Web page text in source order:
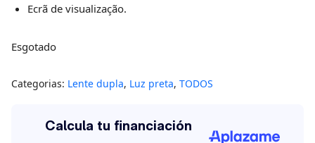
Ecrã de visualização.
Esgotado
Categorias: Lente dupla, Luz preta, TODOS